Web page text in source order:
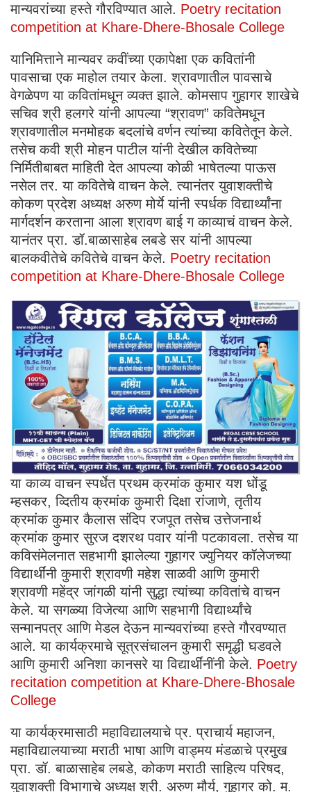
मान्यवरांच्या हस्ते गौरविण्यात आले. Poetry recitation
competition at Khare-Dhere-Bhosale College
यानिमित्ताने मान्यवर कवींच्या एकापेक्षा एक कवितांनी
पावसाचा एक माहोल तयार केला. श्रावणातील पावसाचे
वेगळेपण या कवितांमधून व्यक्त झाले. कोमसाप गुहागर शाखेचे
सचिव श्री हलगरे यांनी आपल्या “श्रावण” कवितेमधून
श्रावणातील मनमोहक बदलांचे वर्णन त्यांच्या कवितेतून केले.
तसेच कवी श्री मोहन पाटील यांनी देखील कवितेच्या
निर्मितीबाबत माहिती देत आपल्या कोळी भाषेतल्या पाऊस
नसेल तर. या कवितेचे वाचन केले. त्यानंतर युवाशक्तीचे
कोकण प्रदेश अध्यक्ष अरुण मोर्ये यांनी स्पर्धक विद्यार्थ्यांना
मार्गदर्शन करताना आला श्रावण बाई ग काव्याचं वाचन केले.
यानंतर प्रा. डॉ.बाळासाहेब लबडे सर यांनी आपल्या
बालकवीतेचे कवितेचे वाचन केले. Poetry recitation
competition at Khare-Dhere-Bhosale College
या काव्य वाचन स्पर्धेत प्रथम क्रमांक कुमार यश धोंडू
म्हसकर, व्दितीय क्रमांक कुमारी दिक्षा रांजाणे, तृतीय
क्रमांक कुमार कैलास संदिप रजपूत तसेच उत्तेजनार्थ
क्रमांक कुमार सुरज दशरथ पवार यांनी पटकावला. तसेच या
कविसंमेलनात सहभागी झालेल्या गुहागर ज्युनियर कॉलेजच्या
विद्यार्थींनी कुमारी श्रावणी महेश साळवी आणि कुमारी
श्रावणी महेंद्र जांगळी यांनी सुद्धा त्यांच्या कवितांचे वाचन
केले. या सगळ्या विजेत्या आणि सहभागी विद्यार्थ्यांचे
सन्मानपत्र आणि मेडल देऊन मान्यवरांच्या हस्ते गौरवण्यात
आले. या कार्यक्रमाचे सूत्रसंचालन कुमारी समृद्धी घडवले
आणि कुमारी अनिशा कानसरे या विद्यार्थींनींनी केले. Poetry
recitation competition at Khare-Dhere-Bhosale
College
या कार्यक्रमासाठी महाविद्यालयाचे प्र. प्राचार्य महाजन,
महाविद्यालयाच्या मराठी भाषा आणि वाड्मय मंडळाचे प्रमुख
प्रा. डॉ. बाळासाहेब लबडे, कोकण मराठी साहित्य परिषद,
युवाशक्ती विभागाचे अध्यक्ष श्री. अरुण मौर्य, गुहागर को. म.